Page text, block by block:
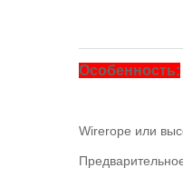
Особенность:
Wirerope или